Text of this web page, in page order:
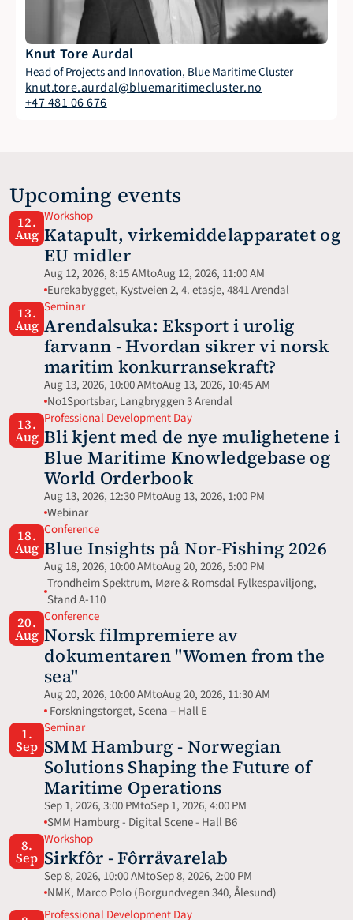
Knut Tore Aurdal
Head of Projects and Innovation, Blue Maritime Cluster
knut.tore.aurdal@bluemaritimecluster.no
+47 481 06 676
Upcoming events
12.
Aug
Workshop
Katapult, virkemiddelapparatet og
EU midler
Aug 12, 2026, 8:15 AMtoAug 12, 2026, 11:00 AM
Eurekabygget, Kystveien 2, 4. etasje, 4841 Arendal
13.
Aug
Seminar
Arendalsuka: Eksport i urolig
farvann - Hvordan sikrer vi norsk
maritim konkurransekraft?
Aug 13, 2026, 10:00 AMtoAug 13, 2026, 10:45 AM
No1Sportsbar, Langbryggen 3 Arendal
13.
Aug
Professional Development Day
Bli kjent med de nye mulighetene i
Blue Maritime Knowledgebase og
World Orderbook
Aug 13, 2026, 12:30 PMtoAug 13, 2026, 1:00 PM
Webinar
18.
Aug
Conference
Blue Insights på Nor-Fishing 2026
Aug 18, 2026, 10:00 AMtoAug 20, 2026, 5:00 PM
Trondheim Spektrum, Møre & Romsdal Fylkespaviljong,
Stand A-110
20.
Aug
Conference
Norsk filmpremiere av
dokumentaren "Women from the
sea"
Aug 20, 2026, 10:00 AMtoAug 20, 2026, 11:30 AM
Forskningstorget, Scena – Hall E
1.
Sep
Seminar
SMM Hamburg - Norwegian
Solutions Shaping the Future of
Maritime Operations
Sep 1, 2026, 3:00 PMtoSep 1, 2026, 4:00 PM
SMM Hamburg - Digital Scene - Hall B6
8.
Sep
Workshop
Sirkfôr - Fôrråvarelab
Sep 8, 2026, 10:00 AMtoSep 8, 2026, 2:00 PM
NMK, Marco Polo (Borgundvegen 340, Ålesund)
Professional Development Day